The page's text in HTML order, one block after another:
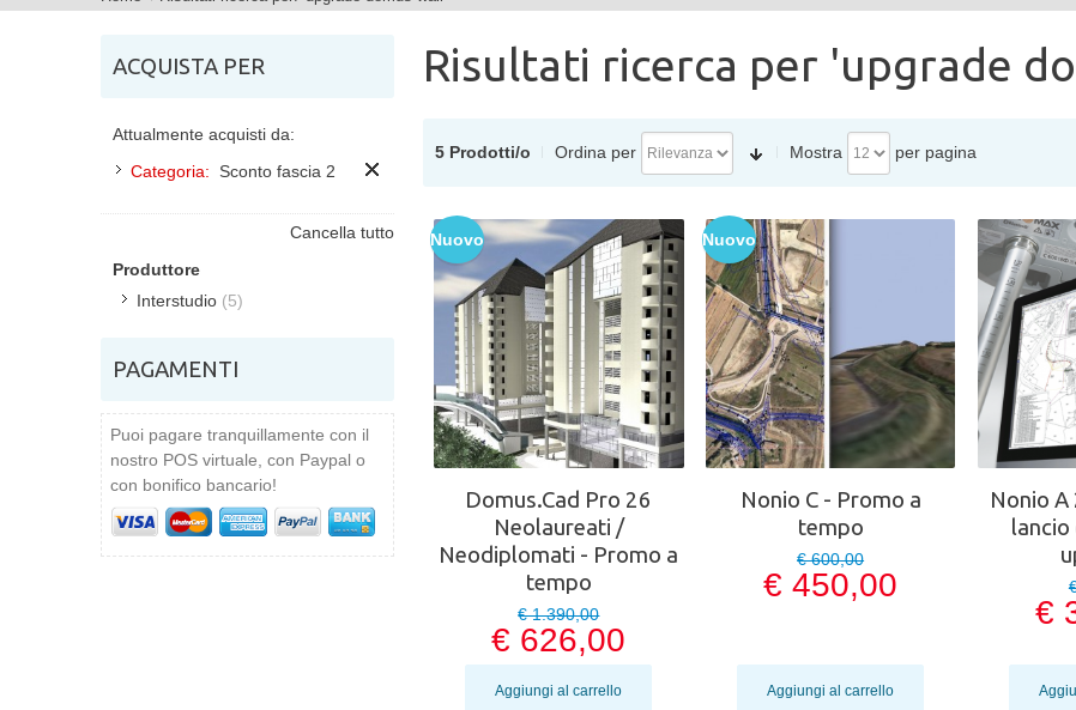
Risultati ricerca per 'upgrade
5 Prodotti/o Ordina per Mostra per pagina
Nuovo
Domus.Cad Pro 26
Neolaureati /
Neodiplomati - Promo a
tempo
€ 1.390,00
€ 626,00
Aggiungi al carrello
Nuovo
Nonio C - Promo a
tempo
€ 600,00
€ 450,00
Aggiungi al carrello
Nonio
€
ACQUISTA PER
Attualmente acquisti da:
Categoria:
Sconto fascia 2
Cancella tutto
Produttore
Interstudio (5)
PAGAMENTI
Puoi pagare tranquillamente con il
nostro POS virtuale, con Paypal o
con bonifico bancario!